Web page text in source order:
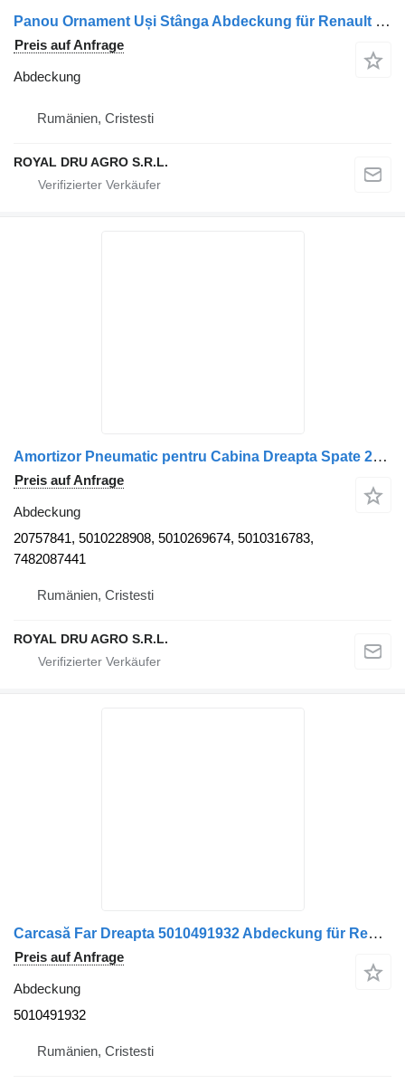
Panou Ornament Uși Stânga Abdeckung für Renault – Cod 5010538849 / 7420993204 / 5010538749 LKW
Preis auf Anfrage
Abdeckung
Rumänien, Cristesti
ROYAL DRU AGRO S.R.L.
Amortizor Pneumatic pentru Cabina Dreapta Spate 20757841 Abdeckung für Renault – Coduri LKW
Preis auf Anfrage
Abdeckung
20757841, 5010228908, 5010269674, 5010316783,
7482087441
Rumänien, Cristesti
ROYAL DRU AGRO S.R.L.
Carcasă Far Dreapta 5010491932 Abdeckung für Renault – Cod LKW
Preis auf Anfrage
Abdeckung
5010491932
Rumänien, Cristesti